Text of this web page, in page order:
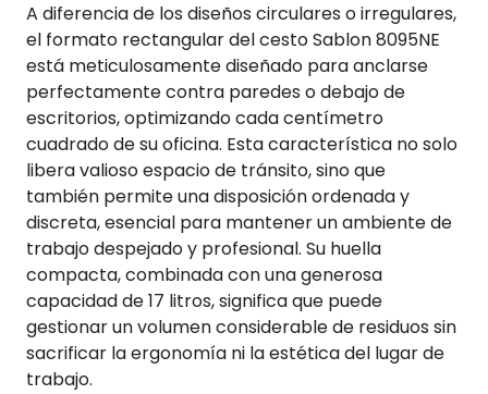
A diferencia de los diseños circulares o irregulares,
el formato rectangular del cesto Sablon 8095NE
está meticulosamente diseñado para anclarse
perfectamente contra paredes o debajo de
escritorios, optimizando cada centímetro
cuadrado de su oficina. Esta característica no solo
libera valioso espacio de tránsito, sino que
también permite una disposición ordenada y
discreta, esencial para mantener un ambiente de
trabajo despejado y profesional. Su huella
compacta, combinada con una generosa
capacidad de 17 litros, significa que puede
gestionar un volumen considerable de residuos sin
sacrificar la ergonomía ni la estética del lugar de
trabajo.